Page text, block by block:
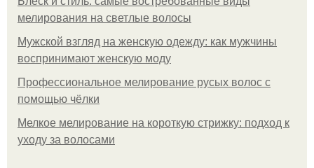
мелирования на светлые волосы
Мужской взгляд на женскую одежду: как мужчины
воспринимают женскую моду
Профессиональное мелирование русых волос с
помощью чёлки
Мелкое мелирование на короткую стрижку: подход к
уходу за волосами